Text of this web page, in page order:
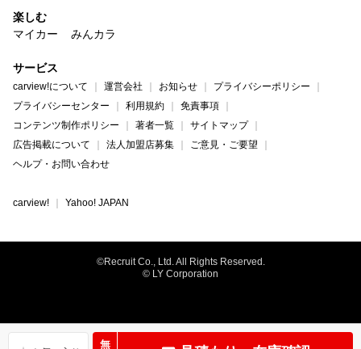
無
楽しむ
マイカー
みんカラ
サービス
carview!について 運営会社 お知らせ
プライバシーポリシー
プライバシーセンター
利用規約
免責事項
コンテンツ制作ポリシー
著者一覧
サイトマップ
広告掲載について
法人加盟店募集
ご意見・ご要望
ヘルプ・お問い合わせ
carview! Yahoo! JAPAN
©Recruit Co., Ltd. All Rights Reserved.
© LY Corporation